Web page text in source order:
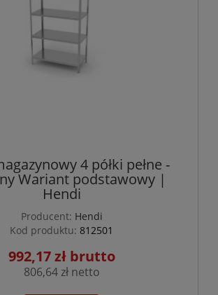
4 półki pełne -
Wariant podstawowy |
Hendi
Producent: Hendi
Kod produktu: 812501
992,17 zł
806,64 zł